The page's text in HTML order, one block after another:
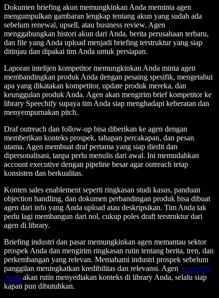
Dokumen briefing akun memungkinkan Anda meminta agen
mengumpulkan gambaran lengkap tentang akun yang sudah ada
sebelum renewal, upsell, atau business review. Agen
menggabungkan histori akun dari Anda, berita perusahaan terbaru,
dan file yang Anda upload menjadi briefing terstruktur yang siap
ditinjau dan dipakai tim Anda untuk persiapan.
Laporan intelijen kompetitor memungkinkan Anda minta agen
membandingkan produk Anda dengan pesaing spesifik, mengetahui
apa yang dikatakan kompetitor, update produk mereka, dan
keunggulan produk Anda. Agen akan mengirim brief kompetitor ke
library Speechify supaya tim Anda siap menghadapi keberatan dan
menyempurnakan pitch.
Draf outreach dan follow-up bisa diberikan ke agen dengan
memberikan konteks prospek, tahapan percakapan, dan pesan
utama. Agen membuat draf pertama yang siap diedit dan
dipersonalisasi, tanpa perlu menulis dari awal. Ini memudahkan
account executive dengan pipeline besar agar outreach tetap
konsisten dan berkualitas.
Konten sales enablement seperti ringkasan studi kasus, panduan
objection handling, dan dokumen perbandingan produk bisa dibuat
agen dari info yang Anda upload atau deskripsikan. Tim Anda tak
perlu lagi membangun dari nol, cukup poles draft terstruktur dari
agen di library.
Briefing industri dan pasar memungkinkan agen memantau sektor
prospek Anda dan mengirim ringkasan rutin tentang berita, tren, dan
perkembangan yang relevan. Memahami industri prospek sebelum
panggilan meningkatkan kredibilitas dan relevansi. Agen Speechify
Work akan rutin menyediakan konteks di library Anda, selalu siap
kapan pun dibutuhkan.